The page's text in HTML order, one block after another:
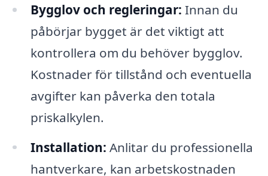
Bygglov och regleringar: Innan du
påbörjar bygget är det viktigt att
kontrollera om du behöver bygglov.
Kostnader för tillstånd och eventuella
avgifter kan påverka den totala
priskalkylen.
Installation: Anlitar du professionella
hantverkare, kan arbetskostnaden